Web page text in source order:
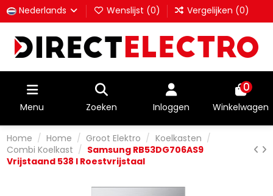
Nederlands Wenslijst (0) Vergelijken (0)
Menu Zoeken Inloggen
0
Winkelwagen
Home Home Groot Elektro
Koelkasten
Combi Koelkast
Samsung RB53DG706AS9
Vrijstaand 538 l Roestvrijstaal